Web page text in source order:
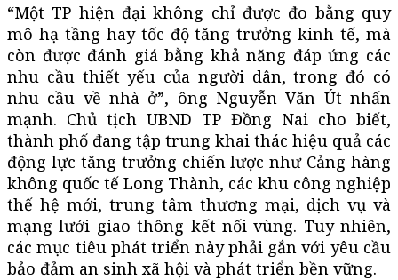
“Một TP hiện đại không chỉ được đo bằng quy
mô hạ tầng hay tốc độ tăng trưởng kinh tế, mà
còn được đánh giá bằng khả năng đáp ứng các
nhu cầu thiết yếu của người dân, trong đó có
nhu cầu về nhà ở”, ông Nguyễn Văn Út nhấn
mạnh. Chủ tịch UBND TP Đồng Nai cho biết,
thành phố đang tập trung khai thác hiệu quả các
động lực tăng trưởng chiến lược như Cảng hàng
không quốc tế Long Thành, các khu công nghiệp
thế hệ mới, trung tâm thương mại, dịch vụ và
mạng lưới giao thông kết nối vùng. Tuy nhiên,
các mục tiêu phát triển này phải gắn với yêu cầu
bảo đảm an sinh xã hội và phát triển bền vững.